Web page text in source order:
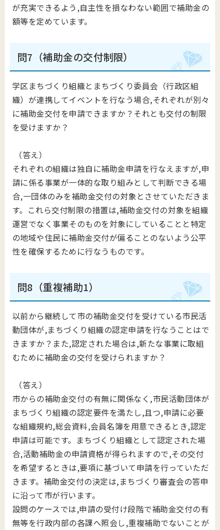
が充実できるよう,自主性を損なわない範囲で補助金の
額等を定めています。
問7（補助金の交付制限）
学区まちづくり組織とまちづくり委員会（行政区組
織）が連携してイベントを行なう場合,それぞれが別々
に補助金交付を申請できますか？それとも交付の制限
を受けますか？
（答え）
それぞれの組織は独自に補助金申請を行なえますが,申
請に係る事業が一体的な取り組みとして判断できる場
合,一団体のみを補助金交付の対象とさせていただきま
す。これら交付制限の措置は,補助金交付の対象を組織
運営でなく事業そのものを対象にしていることと特定
の地域や住民に補助金交付が偏ることのないよう公平
性を確保するために行なうものです。
問8（重複補助1）
以前から継続して市の補助金交付を受けている市民活
動団体が,まちづくり組織の認定申請を行なうことはで
きますか？また,認定された場合は,新たな事業に取組
むために補助金の交付を受けられますか？
（答え）
市からの補助金交付の有無に関係なく,市民活動団体が
まちづくり組織の認定要件を満たし,且つ,申請に必要
な組織規約,総会資料,会員名簿を用意できるとき,認定
申請は可能です。まちづくり組織として認定された場
合,活動補助金の申請資格が得られますので,その交付
を希望するときは,要項に基づいて申請を行っていただ
きます。補助金交付の決定は,まちづくり審査会の答申
に沿って市が行います。
設問のケースでは,申請の受付け段階で補助金交付の有
無等を行政内部の各課へ照会し,重複補助でないことが